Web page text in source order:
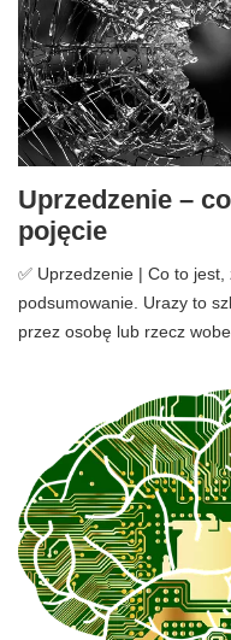
Uprzedzenie –
pojęcie
✅ Uprzedzenie | Co to
podsumowanie. Urazy to
przez osobę lub rzecz